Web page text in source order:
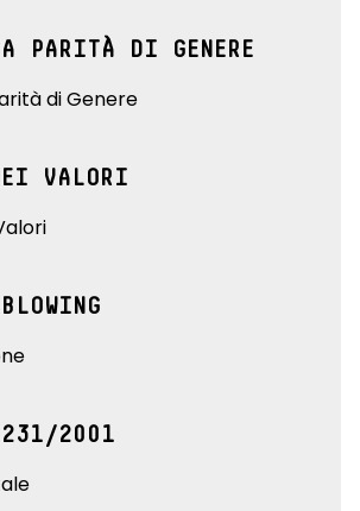
PARITÀ DI GENERE
di Genere
VALORI
2001